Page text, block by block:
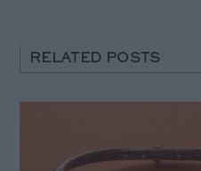
RELATED POSTS